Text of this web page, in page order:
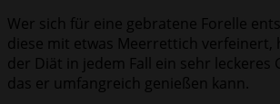
Wer sich für eine gebratene Forelle
diese mit etwas Meerrettich verfeinert,
der Diät in jedem Fall ein sehr leckeres
das er umfangreich genießen kann.